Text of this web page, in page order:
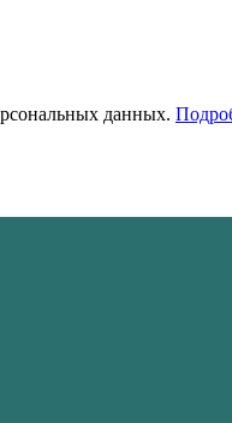
данных.